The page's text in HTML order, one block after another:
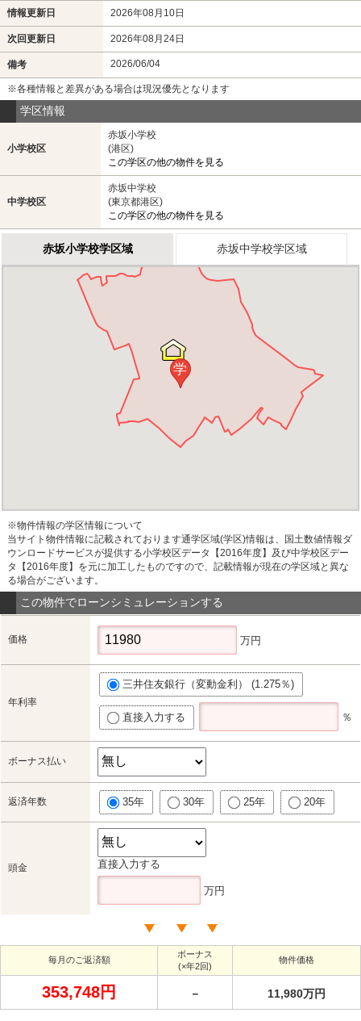
情報更新日 2026年08月10日
次回更新日 2026年08月24日
備考 2026/06/04
※各種情報と差異がある場合は現況優先となります
学区情報
小学校区
赤坂小学校
(港区)
この学区の他の物件を見る
中学校区
赤坂中学校
(東京都港区)
この学区の他の物件を見る
赤坂小学校学区域 赤坂中学校学区域
学
※物件情報の学区情報について
当サイト物件情報に記載されております通学区域(学区)情報は、国土数値情報ダ
ウンロードサービスが提供する小学校区データ【2016年度】及び中学校区デー
タ【2016年度】を元に加工したものですので、記載情報が現在の学区域と異な
る場合がございます。
この物件でローンシミュレーションする
価格 万円
年利率
三井住友銀行（変動金利） (1.275％)
直接入力する ％
ボーナス払い
返済年数 35年 30年 25年 20年
頭金 直接入力する
万円
毎月のご返済額
ボーナス
(×年2回)
物件価格
353,748円 － 11,980万円